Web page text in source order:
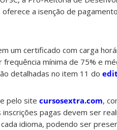
oferece a isenção de
um certificado com carga
mínima de 75% e
detalhadas no item 11 do
pelo site cursosextra.com,
pagas devem ser
idioma, podendo ser